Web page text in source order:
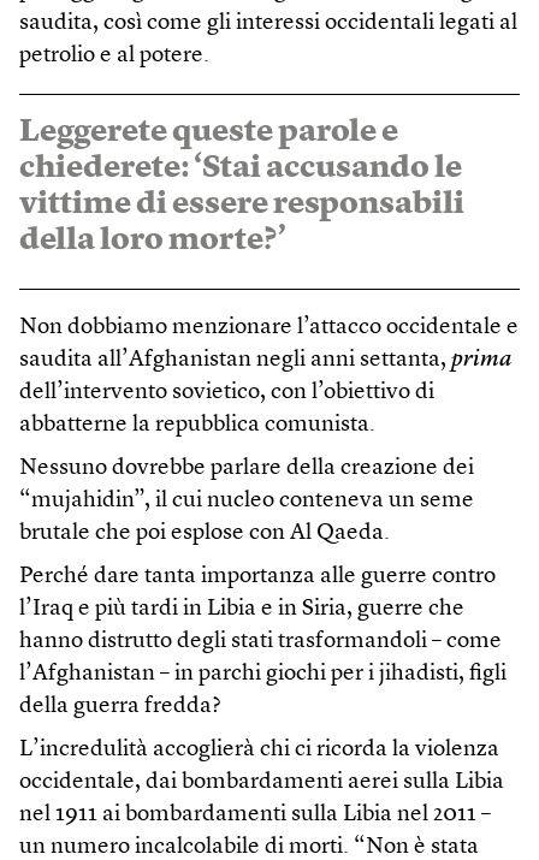
saudita, così come gli interessi occidentali legati al
petrolio e al potere.
Leggerete queste parole e
chiederete: ‘Stai accusando le
vittime di essere responsabili
della loro morte?’
Non dobbiamo menzionare l’attacco occidentale e
saudita all’Afghanistan negli anni settanta, prima
dell’intervento sovietico, con l’obiettivo di
abbatterne la repubblica comunista.
Nessuno dovrebbe parlare della creazione dei
“mujahidin”, il cui nucleo conteneva un seme
brutale che poi esplose con Al Qaeda.
Perché dare tanta importanza alle guerre contro
l’Iraq e più tardi in Libia e in Siria, guerre che
hanno distrutto degli stati trasformandoli – come
l’Afghanistan – in parchi giochi per i jihadisti, figli
della guerra fredda?
L’incredulità accoglierà chi ci ricorda la violenza
occidentale, dai bombardamenti aerei sulla Libia
nel 1911 ai bombardamenti sulla Libia nel 2011 –
un numero incalcolabile di morti. “Non è stata